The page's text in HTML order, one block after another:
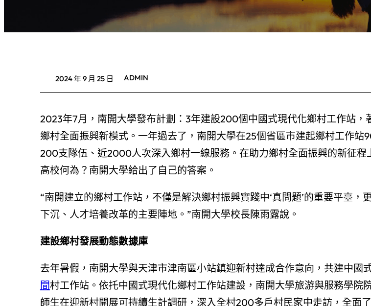
2024 年 9 月 25 日 ADMIN
2023年7月，南開大學發布計劃：3年建設200個中國式現代化鄉村工作站，
鄉村全面振興新模式。一年過去了，南開大學在25個省區市建起鄉村工作站
200支隊伍、近2000人次深入鄉村一線服務。在助力鄉村全面振興的新征程
高校何為？南開大學給出了自己的答案。
“南開建立的鄉村工作站，不僅是解決鄉村振興實踐中‘真問題’的重要平臺，
下沉、人才培養改革的主要陣地。”南開大學校長陳雨露說。
建設鄉村發展動態數據庫
去年暑假，南開大學與天津市津南區小站鎮迎新村達成合作意向，共建中國
間村工作站。依托中國式現代化鄉村工作站建設，南開大學旅游與服務學院
師生在迎新村開展可持續生計調研，深入全村200多戶村民家中走訪，全面